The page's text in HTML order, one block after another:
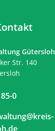
Gütersloh
Str. 140
0